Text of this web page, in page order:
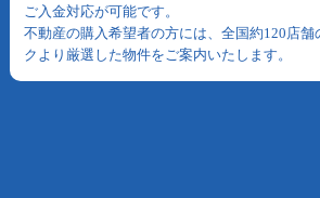
ご入金対応が可能です。
不動産の購入希望者の方には、全国約120店舗
クより厳選した物件をご案内いたします。